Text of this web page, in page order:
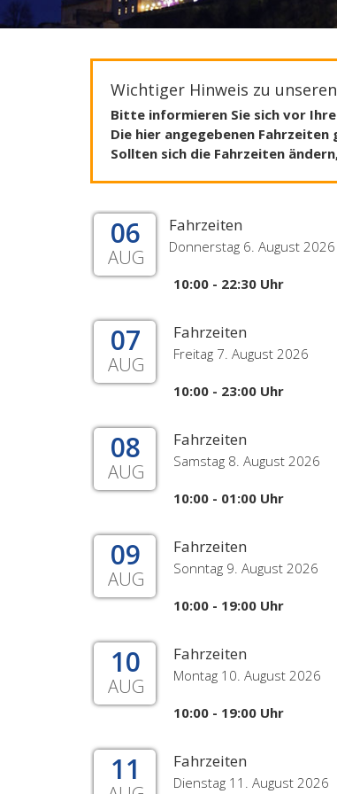
Wichtiger Hinweis zu
Bitte informieren Sie sich vor
Die hier angegebenen
Sollten sich die Fahrzeiten
06
AUG
Fahrzeiten
Donnerstag 6. August 2026
10:00 - 22:30 Uhr
07
AUG
Fahrzeiten
Freitag 7. August 2026
10:00 - 23:00 Uhr
08
AUG
Fahrzeiten
Samstag 8. August 2026
10:00 - 01:00 Uhr
09
AUG
Fahrzeiten
Sonntag 9. August 2026
10:00 - 19:00 Uhr
10
AUG
Fahrzeiten
Montag 10. August 2026
10:00 - 19:00 Uhr
11 Fahrzeiten
Dienstag 11. August 2026